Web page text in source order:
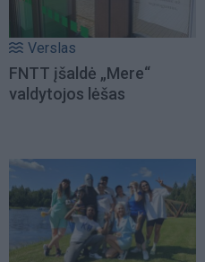
Verslas
FNTT įšaldė „Mere“
valdytojos lėšas